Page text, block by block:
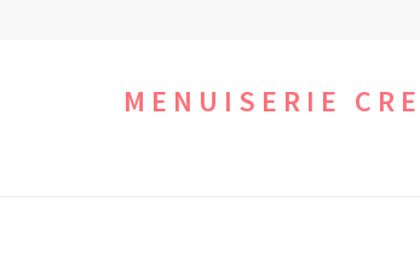
MENUISERIE